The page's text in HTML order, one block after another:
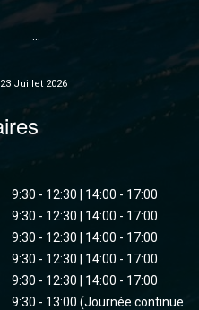
23 Juillet 2026
9:30 - 12:30 | 14:00 - 17:00
9:30 - 12:30 | 14:00 - 17:00
9:30 - 12:30 | 14:00 - 17:00
9:30 - 12:30 | 14:00 - 17:00
9:30 - 12:30 | 14:00 - 17:00
9:30 - 13:00 (Journée continue